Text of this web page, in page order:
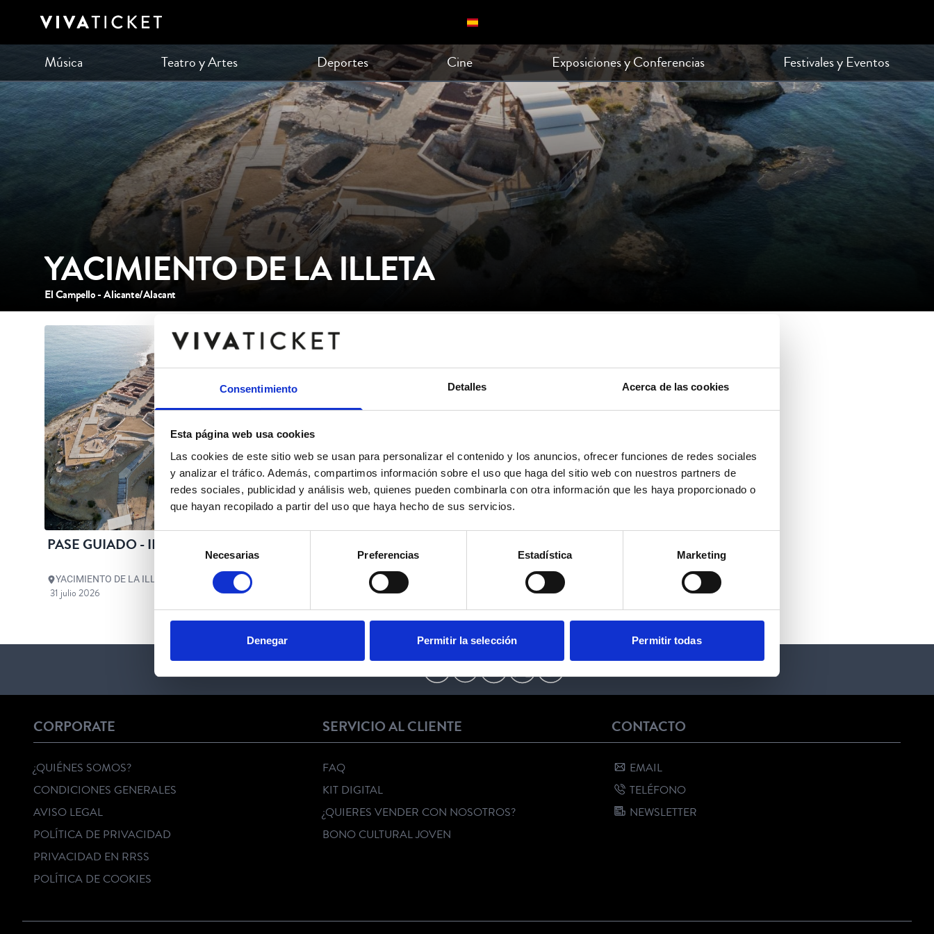
Consentimiento Detalles Acerca de las cookies
Esta página web usa cookies
Las cookies de este sitio web se usan para personalizar el contenido y los anuncios, ofrecer funciones de redes sociales
y analizar el tráfico. Además, compartimos información sobre el uso que haga del sitio web con nuestros partners de
redes sociales, publicidad y análisis web, quienes pueden combinarla con otra información que les haya proporcionado o
que hayan recopilado a partir del uso que haya hecho de sus servicios.
Selección
consentimiento
Necesarias Preferencias Estadística Marketing
Denegar Permitir la selección Permitir todas
Música Teatro y Artes Deportes Cine Exposiciones y Conferencias Festivales y Eventos
YACIMIENTO DE LA ILLETA
El Campello - Alicante/Alacant
PASE GUIADO - ILLETA.
YACIMIENTO DE LA ILLETA
31 julio 2026
CORPORATE
¿QUIÉNES SOMOS?
CONDICIONES GENERALES
AVISO LEGAL
POLÍTICA DE PRIVACIDAD
PRIVACIDAD EN RRSS
POLÍTICA DE COOKIES
SERVICIO AL CLIENTE
FAQ
KIT DIGITAL
¿QUIERES VENDER CON NOSOTROS?
BONO CULTURAL JOVEN
CONTACTO
EMAIL
TELÉFONO
NEWSLETTER